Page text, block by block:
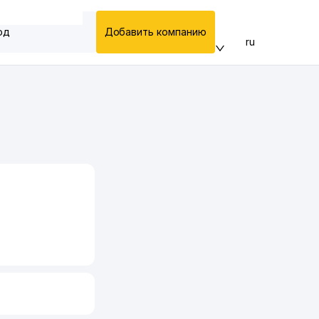
Добавить компанию
ru